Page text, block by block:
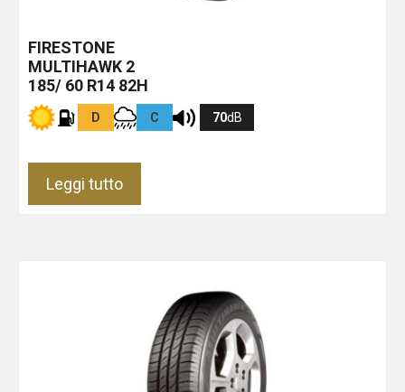
FIRESTONE
MULTIHAWK 2
185/ 60 R14 82H
D C 70dB
Leggi tutto